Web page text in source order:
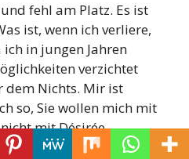
fehl am Platz. Es ist
ist, wenn ich verliere,
ich in jungen Jahren
verzichtet
dem Nichts. Mir ist
so, Sie wollen mich mit
mit Désirée
so das Buch von